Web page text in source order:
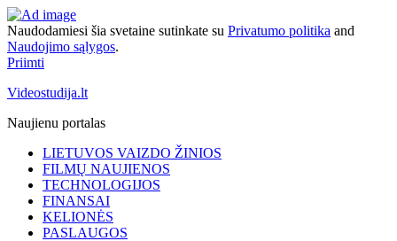
Naudodamiesi šia svetaine sutinkate su Privatumo politika and
Naudojimo sąlygos.
Priimti
Videostudija.lt
Naujienu portalas
LIETUVOS VAIZDO ŽINIOS
FILMŲ NAUJIENOS
TECHNOLOGIJOS
FINANSAI
KELIONĖS
PASLAUGOS